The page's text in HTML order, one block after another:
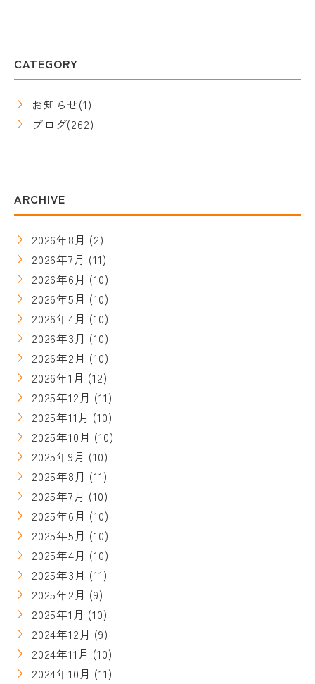
CATEGORY
お知らせ(1)
ブログ(262)
ARCHIVE
2026年8月 (2)
2026年7月 (11)
2026年6月 (10)
2026年5月 (10)
2026年4月 (10)
2026年3月 (10)
2026年2月 (10)
2026年1月 (12)
2025年12月 (11)
2025年11月 (10)
2025年10月 (10)
2025年9月 (10)
2025年8月 (11)
2025年7月 (10)
2025年6月 (10)
2025年5月 (10)
2025年4月 (10)
2025年3月 (11)
2025年2月 (9)
2025年1月 (10)
2024年12月 (9)
2024年11月 (10)
2024年10月 (11)